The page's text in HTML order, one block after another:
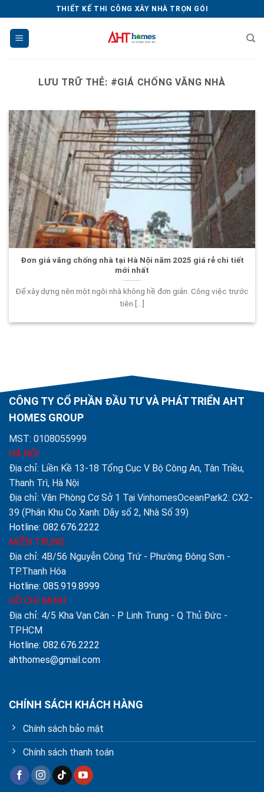
dung
THIẾT KẾ THI CÔNG XÂY NHÀ TRỌN GÓI
LƯU TRỮ THẺ: #GIÁ CHỐNG VĂNG NHÀ
Đơn giá văng chống nhà tại Hà Nội năm 2025 giá rẻ chi tiết
mới nhất
Để xây dựng nên một ngôi nhà không hề đơn giản. Công việc trước
tiên [...]
CÔNG TY CỔ PHẦN ĐẦU TƯ VÀ PHÁT TRIỂN AHT
HOMES GROUP
MST: 0108055999
HÀ NỘI
Địa chỉ: Liền Kề 13-18 Tổng Cục V Bộ Công An, Tân Triều,
Thanh Trì, Hà Nội
Địa chỉ: Văn Phòng Cơ Sở 1 Tại VinhomesOceanPark2: CX2-
39 (Phân Khu Cọ Xanh: Dãy số 2, Nhà Số 39)
Hotline: 082.676.2222
MIỀN TRUNG
Địa chỉ: 4B/56 Nguyễn Công Trứ - Phường Đông Sơn -
TP.Thanh Hóa
Hotline: 085.919.8999
HỒ CHÍ MINH
Địa chỉ: 4/5 Kha Vạn Cân - P Linh Trung - Q Thủ Đức -
TPHCM
Hotline: 082.676.2222
ahthomes@gmail.com
CHÍNH SÁCH KHÁCH HÀNG
Chính sách bảo mật
Chính sách thanh toán